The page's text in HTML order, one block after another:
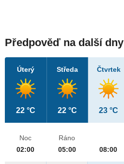
Předpověď na další dny
Úterý
22 °C
Středa
22 °C
Čtvrtek
23 °C
Noc
02:00
Ráno
05:00
08:00